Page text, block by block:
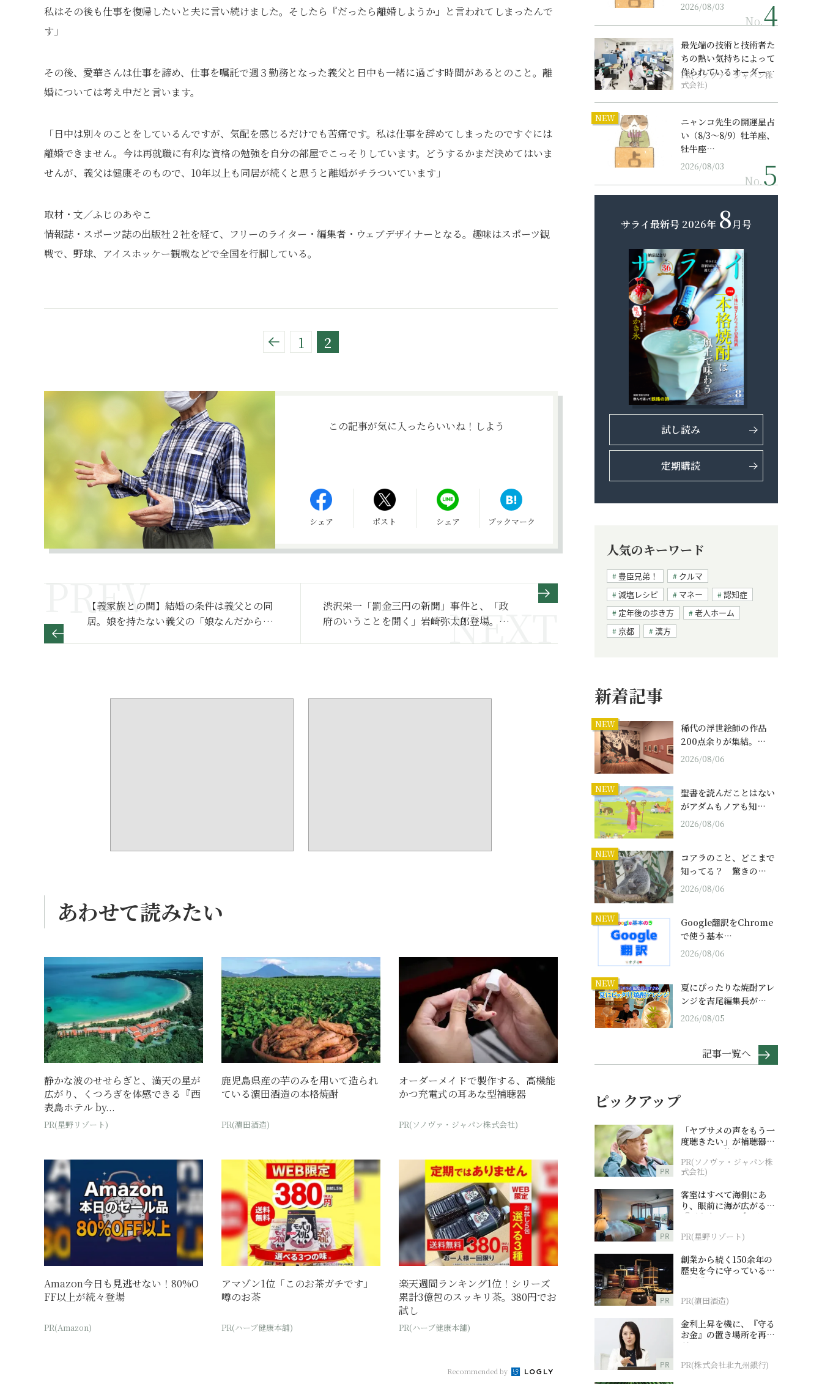
私はその後も仕事を復帰したいと夫に言い続けました。そしたら『だったら離婚しようか』と言われてしまったんで
す」
その後、愛華さんは仕事を諦め、仕事を嘱託で週３勤務となった義父と日中も一緒に過ごす時間があるとのこと。離
婚については考え中だと言います。
「日中は別々のことをしているんですが、気配を感じるだけでも苦痛です。私は仕事を辞めてしまったのですぐには
離婚できません。今は再就職に有利な資格の勉強を自分の部屋でこっそりしています。どうするかまだ決めてはいま
せんが、義父は健康そのもので、10年以上も同居が続くと思うと離婚がチラついています」
取材・文／ふじのあやこ
情報誌・スポーツ誌の出版社２社を経て、フリーのライター・編集者・ウェブデザイナーとなる。趣味はスポーツ観
戦で、野球、アイスホッケー観戦などで全国を行脚している。
1 2
この記事が気に入ったらいいね！しよう
シェア ポスト シェア ブックマーク
【義家族との間】結婚の条件は義父との同
居。娘を持たない義父の「娘なんだから」
渋沢栄一「罰金三円の新聞」事件と、「政
府のいうことを聞く」岩崎弥太郎登場。裏
あわせて読みたい
静かな波のせせらぎと、満天の星が
広がり、くつろぎを体感できる『西
表島ホテル by...
PR(星野リゾート)
鹿児島県産の芋のみを用いて造られ
ている濵田酒造の本格焼酎
PR(濵田酒造)
オーダーメイドで製作する、高機能
かつ充電式の耳あな型補聴器
PR(ソノヴァ・ジャパン株式会社)
Amazon今日も見逃せない！80%O
FF以上が続々登場
PR(Amazon)
アマゾン1位「このお茶ガチです」
噂のお茶
PR(ハーブ健康本舗)
楽天週間ランキング1位！シリーズ
累計3億包のスッキリ茶。380円でお
試し
PR(ハーブ健康本舗)
Recommended by
2026/08/03
No.
最先端の技術と技術者た
ちの熱い気持ちによって
作られているオーダーメ
イド補聴器
PR(ソノヴァ・ジャパン株
式会社)
NEW
ニャンコ先生の開運星占
い（8/3～8/9）牡羊座、
牡牛座…
2026/08/03
No.
サライ最新号 2026年 8月号
試し読み
定期購読
人気のキーワード
豊臣兄弟！
クルマ
減塩レシピ
マネー
認知症
定年後の歩き方
老人ホーム
京都
漢方
新着記事
NEW
稀代の浮世絵師の作品
200点余りが集結。…
2026/08/06
NEW
聖書を読んだことはない
がアダムもノアも知…
2026/08/06
NEW
コアラのこと、どこまで
知ってる？ 驚きの…
2026/08/06
NEW
Google翻訳をChrome
で使う基本…
2026/08/06
NEW
夏にぴったりな焼酎アレ
ンジを吉尾編集長が…
2026/08/05
記事一覧へ
ピックアップ
PR
「ヤブサメの声をもう一
度聴きたい」が補聴器チ
ャレンジの後押しに
PR(ソノヴァ・ジャパン株
式会社)
PR
客室はすべて海側にあ
り、眼前に海が広がる
『西表島ホテル by 星野
PR(星野リゾート)
PR
創業から続く150余年の
歴史を今に守っている濵
田酒造
PR(濵田酒造)
PR
金利上昇を機に、『守る
お金』の置き場所を再検
討
PR(株式会社北九州銀行)